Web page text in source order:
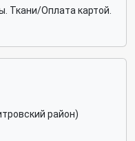
Ткани/Оплата картой.
район)